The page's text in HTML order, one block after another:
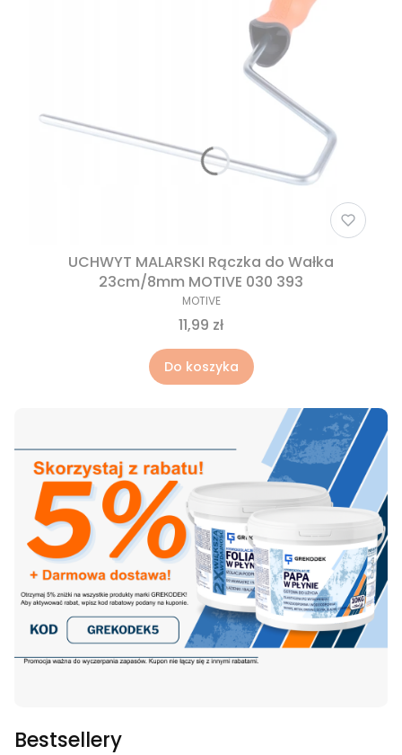
UCHWYT MALARSKI Rączka do Wałka
23cm/8mm MOTIVE 030 393
MOTIVE
11,99 zł
Do koszyka
Bestsellery